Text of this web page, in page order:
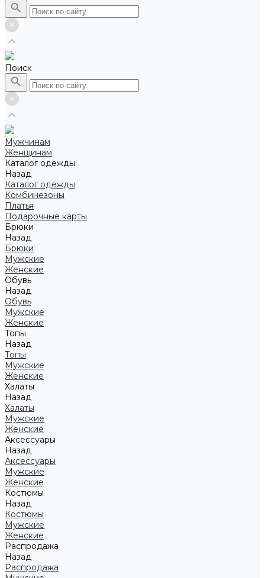
Поиск
Мужчинам
Женщинам
Каталог одежды
Назад
Каталог одежды
Комбинезоны
Платья
Подарочные карты
Брюки
Назад
Брюки
Мужские
Женские
Обувь
Назад
Обувь
Мужские
Женские
Топы
Назад
Топы
Мужские
Женские
Халаты
Назад
Халаты
Мужские
Женские
Аксессуары
Назад
Аксессуары
Мужские
Женские
Костюмы
Назад
Костюмы
Мужские
Женские
Распродажа
Назад
Распродажа